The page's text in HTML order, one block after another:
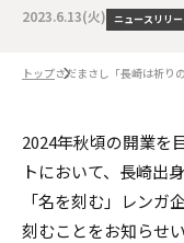
2023.6.13(火) ニュースリリー
トップさだまさし「長崎は祈り
2024年秋頃の開業を
トにおいて、長崎出
「名を刻む」レンガ
刻むことをお知らせ